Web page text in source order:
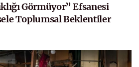
Görmüyor” Efsanesi
Toplumsal Beklentiler